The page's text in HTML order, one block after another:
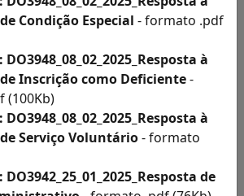
Condição Especial - formato .pdf
à
Inscrição como Deficiente-
(100Kb)
à
Serviço Voluntário- formato
de